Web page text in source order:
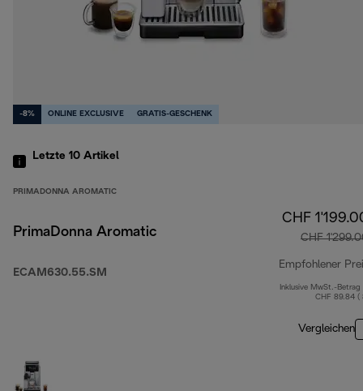
-8% ONLINE EXCLUSIVE GRATIS-GESCHENK
Letzte 10 Artikel
PRIMADONNA AROMATIC
PrimaDonna Aromatic
ECAM630.55.SM
CHF
CHF
Empfohlener
Inklusive MwSt.-Betrag
CHF 89.84 (
Vergleichen